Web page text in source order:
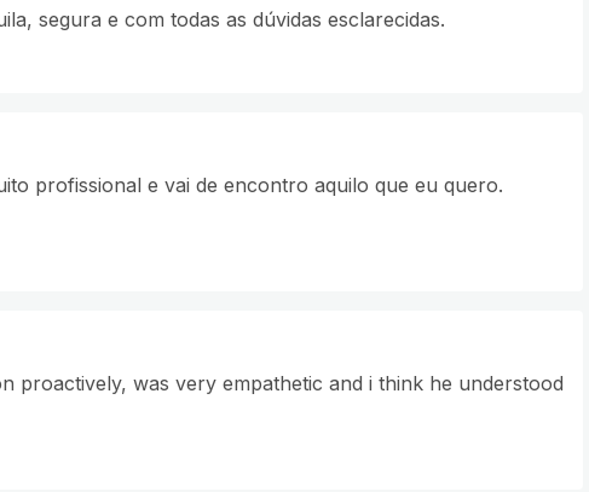
segura e com todas as dúvidas esclarecidas.
profissional e vai de encontro aquilo que eu quero.
proactively, was very empathetic and i think he understood